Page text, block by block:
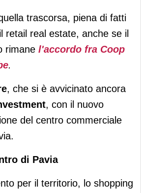
a Cbre e Odos
trascorsa, piena di fatti
retail real estate, anche se il
rimane l'accordo fra Coop
.
, che si è avvicinato ancora
, con il nuovo
del centro commerciale
di Pavia
per il territorio, lo shopping